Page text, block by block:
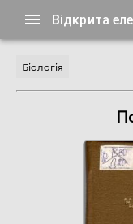
Відкрита
Біологія